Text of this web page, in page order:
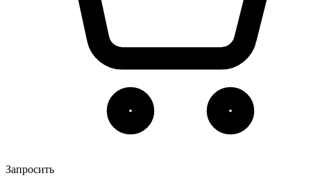
Запросить